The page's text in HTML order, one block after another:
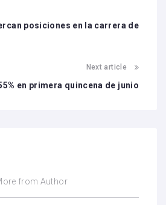
posiciones en la carrera de
Next article
en primera quincena de junio
from Author